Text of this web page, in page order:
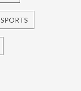
SPORTS